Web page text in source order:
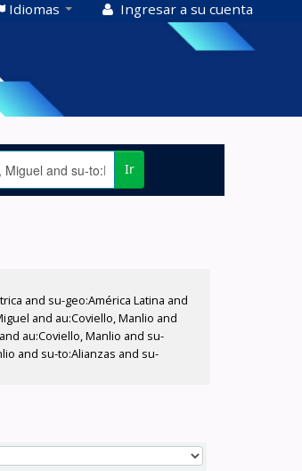
Idiomas Ingresar a su cuenta
Ir
and su-geo:América Latina and
and au:Coviello, Manlio and
au:Coviello, Manlio and su-
and su-to:Alianzas and su-